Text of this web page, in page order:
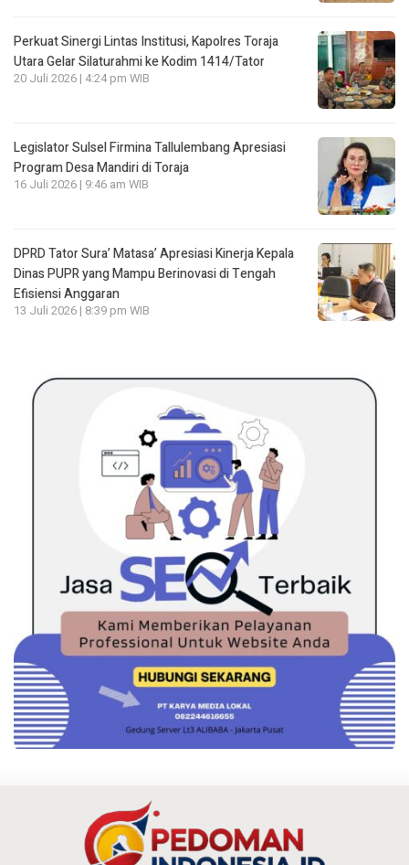
Perkuat Sinergi Lintas Institusi, Kapolres Toraja
Utara Gelar Silaturahmi ke Kodim 1414/Tator
20 Juli 2026 | 4:24 pm WIB
Legislator Sulsel Firmina Tallulembang Apresiasi
Program Desa Mandiri di Toraja
16 Juli 2026 | 9:46 am WIB
DPRD Tator Sura’ Matasa’ Apresiasi Kinerja Kepala
Dinas PUPR yang Mampu Berinovasi di Tengah
Efisiensi Anggaran
13 Juli 2026 | 8:39 pm WIB